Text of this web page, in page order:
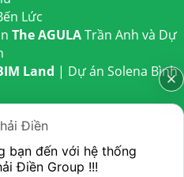
Lức
The AGULATrần Anh và Dự
Land | Dự án Solena Bình
Điền
bạn đến với hệ thống
Điền Group !!!